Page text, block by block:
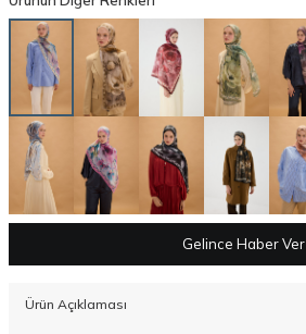
Gelince Haber Ver
Ürün Açıklaması